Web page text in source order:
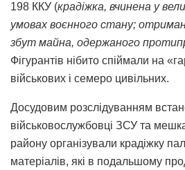
198 ККУ (крадіжка, вчинена у
умовах воєнного стану;
збут майна, одержаного
Фігурантів нібито спіймали на
військових і семеро цивільних.
Досудовим розслідуванням
військовослужбовці ЗСУ та
району організували крадіжку
матеріалів, які в подальшому